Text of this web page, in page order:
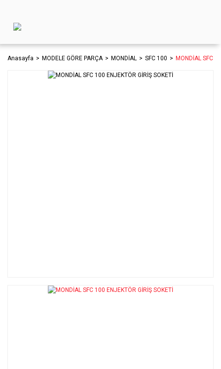
Anasayfa MODELE GÖRE PARÇA MONDİAL SFC 100 MONDİAL SFC